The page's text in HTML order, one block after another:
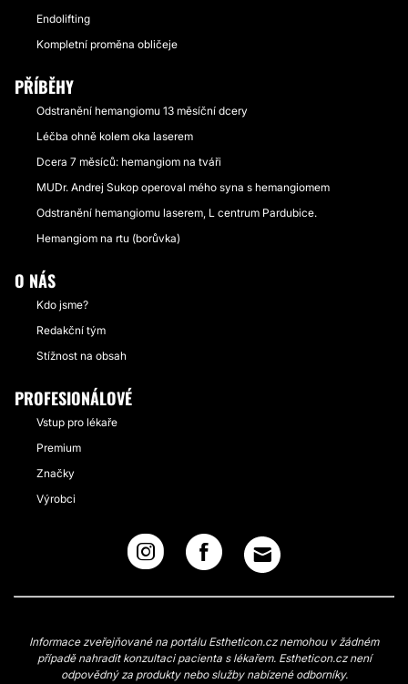
Endolifting
Kompletní proměna obličeje
PŘÍBĚHY
Odstranění hemangiomu 13 měsíční dcery
Léčba ohně kolem oka laserem
Dcera 7 měsíců: hemangiom na tváři
MUDr. Andrej Sukop operoval mého syna s hemangiomem
Odstranění hemangiomu laserem, L centrum Pardubice.
Hemangiom na rtu (borůvka)
O NÁS
Kdo jsme?
Redakční tým
Stížnost na obsah
PROFESIONÁLOVÉ
Vstup pro lékaře
Premium
Značky
Výrobci
Informace zveřejňované na portálu Estheticon.cz nemohou v žádném
případě nahradit konzultaci pacienta s lékařem. Estheticon.cz není
odpovědný za produkty nebo služby nabízené odborníky.